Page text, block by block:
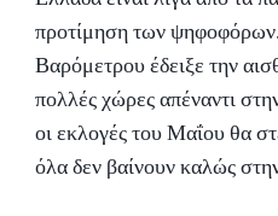
προτίμηση των
Βαρόμετρου έδειξε την
πολλές χώρες απέναντι
οι εκλογές του Μαΐου θα
όλα δεν βαίνουν καλώς